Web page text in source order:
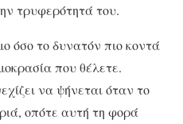
τρυφερότητά του.
όσο το δυνατόν πιο κοντά
που θέλετε.
να ψήνεται όταν το
οπότε αυτή τη φορά